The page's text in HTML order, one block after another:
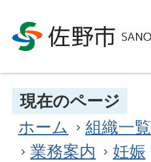
現在のページ
ホーム
組織一覧
業務案内
妊娠